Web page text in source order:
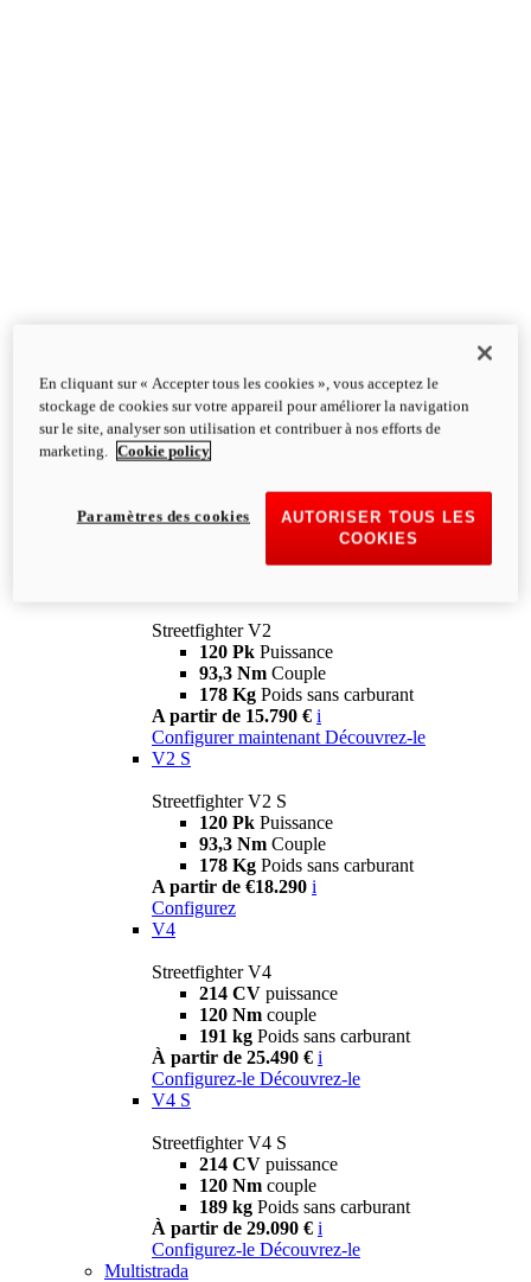
Streetfighter V2
120 Pk Puissance
93,3 Nm Couple
178 Kg Poids sans carburant
A partir de 15.790 € i
Configurer maintenant Découvrez-le
V2 S
Streetfighter V2 S
120 Pk Puissance
93,3 Nm Couple
178 Kg Poids sans carburant
A partir de €18.290 i
Configurez
V4
Streetfighter V4
214 CV puissance
120 Nm couple
191 kg Poids sans carburant
À partir de 25.490 € i
Configurez-le Découvrez-le
V4 S
Streetfighter V4 S
214 CV puissance
120 Nm couple
189 kg Poids sans carburant
À partir de 29.090 € i
Configurez-le Découvrez-le
Multistrada
En cliquant sur « Accepter tous les cookies », vous acceptez le
stockage de cookies sur votre appareil pour améliorer la navigation
sur le site, analyser son utilisation et contribuer à nos efforts de
marketing.
Cookie policy
AUTORISER TOUS LES
COOKIES
Paramètres des cookies